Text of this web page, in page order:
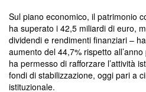
Sul piano economico, il patrimonio
ha superato i 42,5 miliardi di euro,
dividendi e rendimenti finanziari –
aumento del 44,7% rispetto
ha permesso di rafforzare l’attività
fondi di stabilizzazione, oggi pari a
istituzionale.